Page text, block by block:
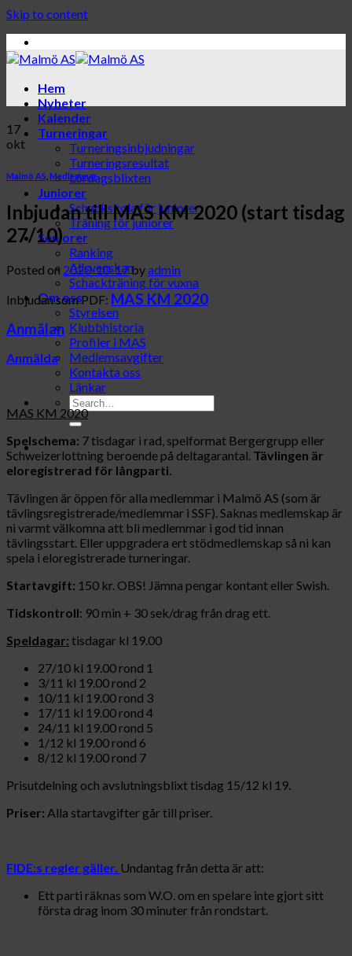
Skip to content
Hem
Nyheter
Kalender
Turneringar
Turneringsinbjudningar
Turneringsresultat
Lördagsblixten
Juniorer
Schackskola för juniorer
Träning för juniorer
Seniorer
Ranking
Allsvenskan
Schackträning för vuxna
Om oss
Styrelsen
Klubbhistoria
Profiler i MAS
Medlemsavgifter
Kontakta oss
Länkar
17
okt
Malmö AS Medlemmar
Inbjudan till MAS KM 2020 (start tisdag
27/10)
Posted on 2020-10-17byadmin
Inbjudan som PDF: MAS KM 2020
Anmälan
Anmälda
MAS KM 2020
Spelschema: 7 tisdagar i rad, spelformat Bergergrupp eller
Schweizerlottning beroende på deltagarantal. Tävlingen är
eloregistrerad för långparti.
Tävlingen är öppen för alla medlemmar i Malmö AS (som är
tävlingsregistrerade/medlemmar i SSF). Saknas medlemskap är
ni varmt välkomna att bli medlemmar i god tid innan
tävlingsstart. Eller uppgradera ert stödmedlemskap så ni kan
spela i eloregistrerade turneringar.
Startavgift: 150 kr. OBS! Jämna pengar kontant eller Swish.
Tidskontroll: 90 min + 30 sek/drag från drag ett.
Speldagar: tisdagar kl 19.00
27/10 kl 19.00 rond 1
3/11 kl 19.00 rond 2
10/11 kl 19.00 rond 3
17/11 kl 19.00 rond 4
24/11 kl 19.00 rond 5
1/12 kl 19.00 rond 6
8/12 kl 19.00 rond 7
Prisutdelning och avslutningsblixt tisdag 15/12 kl 19.
Priser: Alla startavgifter går till priser.
FIDE:s regler gäller. Undantag från detta är att:
Ett parti räknas som W.O. om en spelare inte gjort sitt
första drag inom 30 minuter från rondstart.